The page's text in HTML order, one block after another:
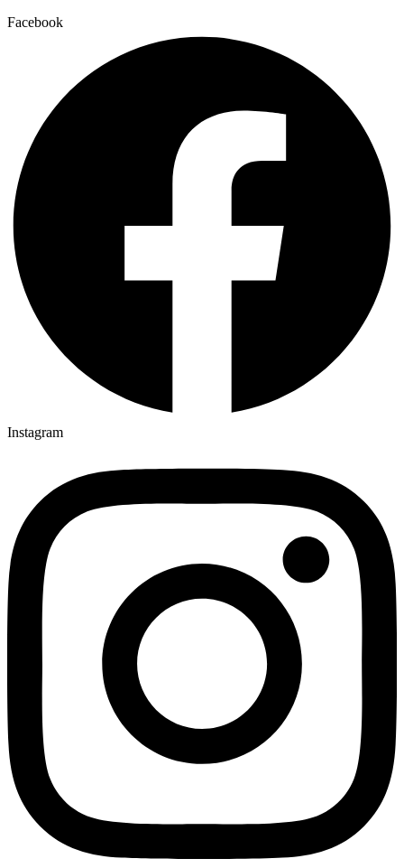
Facebook
Instagram